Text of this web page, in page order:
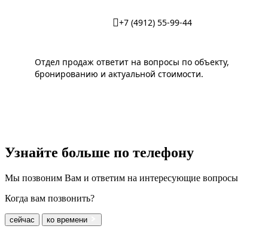
+7 (4912) 55-99-44
Отдел продаж ответит на вопросы по объекту,
бронированию и актуальной стоимости.
Узнайте больше по телефону
Мы позвоним Вам и ответим на интересующие вопросы
Когда вам позвонить?
сейчас ко времени